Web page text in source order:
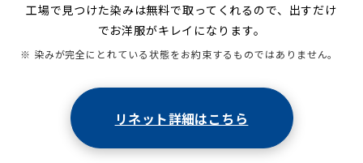
工場で見つけた染みは無料で取ってくれるので、出すだけ
でお洋服がキレイになります。
※ 染みが完全にとれている状態をお約束するものではありません。
リネット詳細はこちら